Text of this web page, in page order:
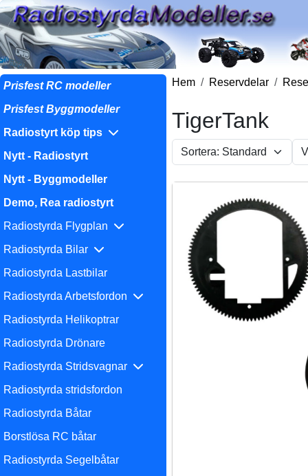
Prisfest RC modeller
Prisfest Byggmodeller
Radiostyrt köp tips
Nytt - Radiostyrt
Nytt - Byggmodeller
Demo, Rea radiostyrt
Radiostyrda Flygplan
Radiostyrda Bilar
Radiostyrda Lastbilar
Radiostyrda Arbetsfordon
Radiostyrda Helikoptrar
Radiostyrda Drönare
Radiostyrda Stridsvagnar
Radiostyrda stridsfordon
Radiostyrda Båtar
Borstlösa RC båtar
Radiostyrda Segelbåtar
Hem Reservdelar
TigerTank